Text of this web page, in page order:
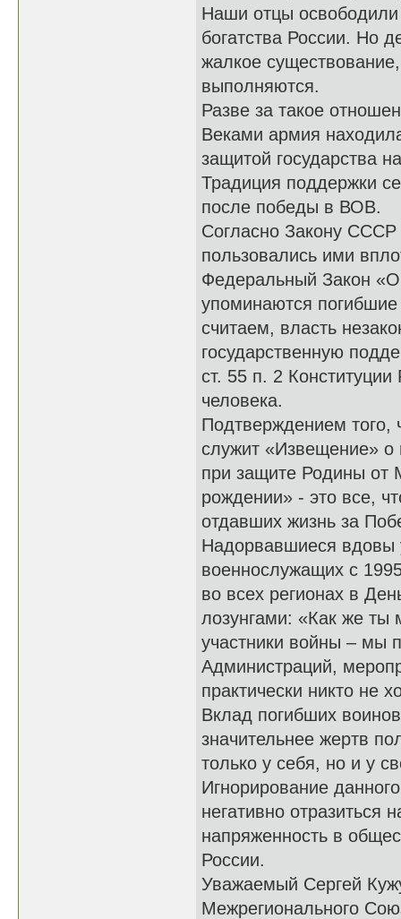
Наши отцы
богатства России. Но
жалкое
выполняются.
Разве за такое
Веками армия
защитой государства
Традиция поддержки
после победы в ВОВ.
Согласно Закону СССР
пользовались ими
Федеральный Закон «О
упоминаются
считаем, власть
государственную
ст. 55 п. 2
человека.
Подтверждением того,
служит «Извещение» о
при защите Родины от
рождении» - это все,
отдавших жизнь за
Надорвавшиеся вдовы
военнослужащих с
во всех регионах в
лозунгами: «Как же ты
участники войны – мы
Администраций,
практически никто не
Вклад погибших
значительнее жертв
только у себя, но и у
Игнорирование
негативно отразиться
напряженность в
России.
Уважаемый Сергей
Межрегионального